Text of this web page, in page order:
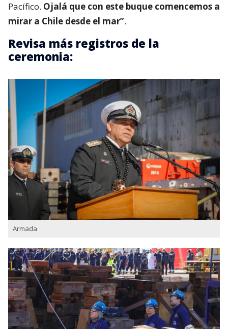
Pacífico. Ojalá que con este buque comencemos a
mirar a Chile desde el mar”.
Revisa más registros de la
ceremonia:
Armada